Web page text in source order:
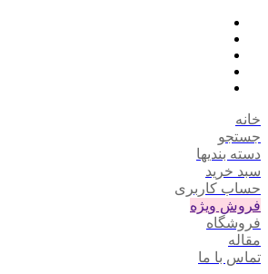
خانه
جستجو
دسته بندیها
سبد خرید
حساب کاربری
فروش ویژه
فروشگاه
مقاله
تماس با ما